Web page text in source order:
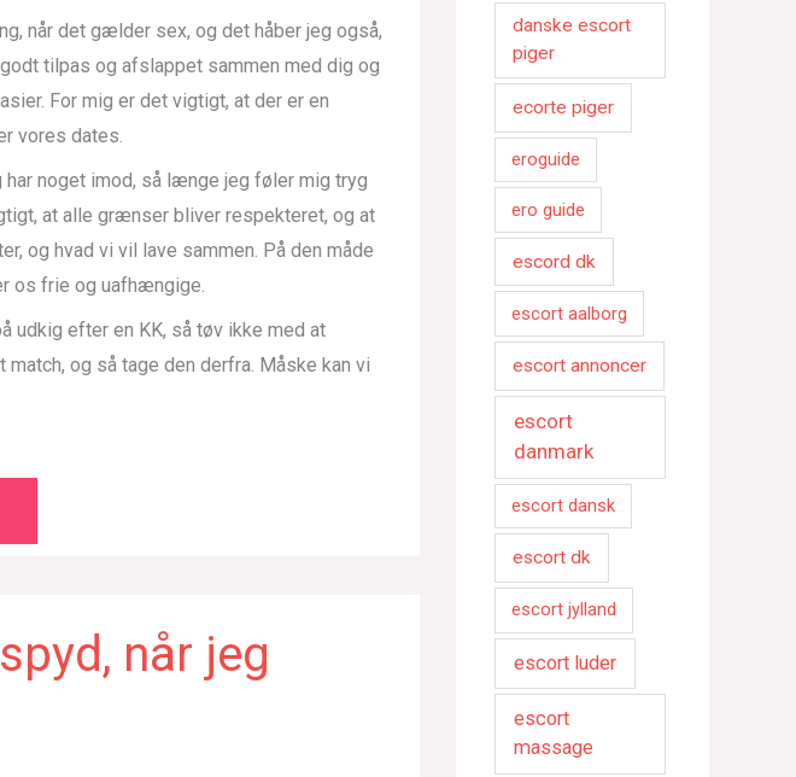
når det gælder sex, og det håber jeg også,
tilpas og afslappet sammen med dig og
For mig er det vigtigt, at der er en
vores dates.
noget imod, så længe jeg føler mig tryg
at alle grænser bliver respekteret, og at
og hvad vi vil lave sammen. På den måde
os frie og uafhængige.
udkig efter en KK, så tøv ikke med at
og så tage den derfra. Måske kan vi
når jeg
danske escort
piger
ecorte piger
eroguide
ero guide
escord dk
escort aalborg
escort annoncer
escort
danmark
escort dansk
escort dk
escort jylland
escort luder
escort
massage